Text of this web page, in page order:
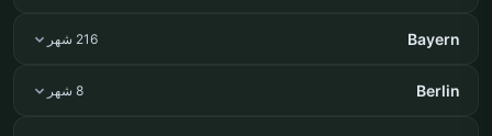
Bayern 216 شهر
Berlin 8 شهر